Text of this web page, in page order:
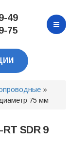
49
75
»
75 мм
SDR 9